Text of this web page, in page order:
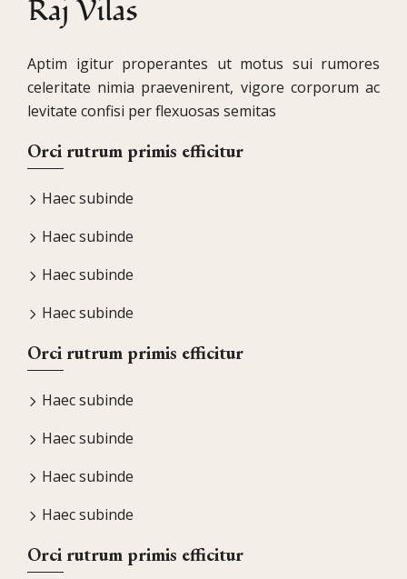
Aptim igitur properantes ut motus sui rumores
celeritate nimia praevenirent, vigore corporum ac
levitate confisi per flexuosas semitas
Orci rutrum primis efficitur
Haec subinde
Haec subinde
Haec subinde
Haec subinde
Orci rutrum primis efficitur
Haec subinde
Haec subinde
Haec subinde
Haec subinde
Orci rutrum primis efficitur